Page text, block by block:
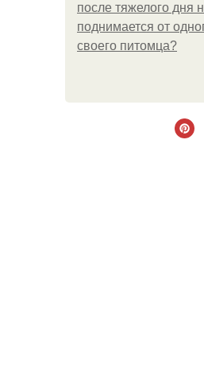
после тяжелого дня
поднимается от
своего питомца?